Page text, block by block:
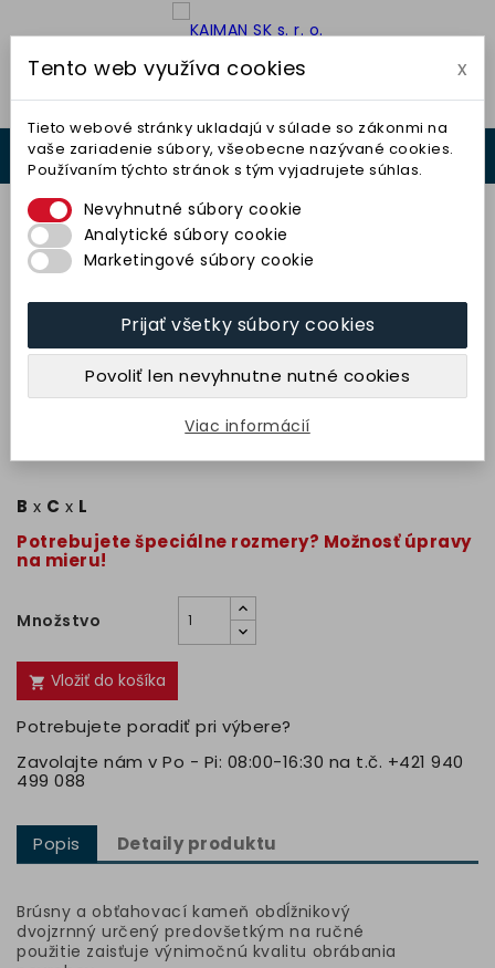
 

Kameň dvojzrnný 25x15x150
(49C120/400M8V) TYROLIT
5,55 € bez DPH6,82 € s DPH
B x C x L
Potrebujete špeciálne rozmery? Možnosť úpravy
na mieru!
Množstvo
 Vložiť do košíka
Potrebujete poradiť pri výbere?
Zavolajte nám v Po - Pi: 08:00-16:30 na t.č. +421 940
499 088
Popis Detaily produktu
Brúsny a obťahovací kameň obdĺžnikový
dvojzrnný určený predovšetkým na ručné
použitie zaisťuje výnimočnú kvalitu obrábania
Tento web využíva cookies x
Tieto webové stránky ukladajú v súlade so zákonmi na
vaše zariadenie súbory, všeobecne nazývané cookies.
Používaním týchto stránok s tým vyjadrujete súhlas.
Nevyhnutné súbory cookie
Analytické súbory cookie
Marketingové súbory cookie
Prijať všetky súbory cookies
Povoliť len nevyhnutne nutné cookies
Viac informácií